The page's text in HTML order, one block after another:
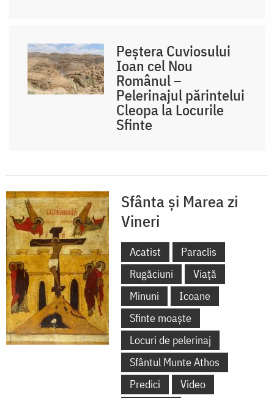
Peștera Cuviosului
Ioan cel Nou
Românul –
Pelerinajul părintelui
Cleopa la Locurile
Sfinte
Sfânta și Marea zi
Vineri
Acatist
Paraclis
Rugăciuni
Viață
Minuni
Icoane
Sfinte moaște
Locuri de pelerinaj
Sfântul Munte Athos
Predici
Video